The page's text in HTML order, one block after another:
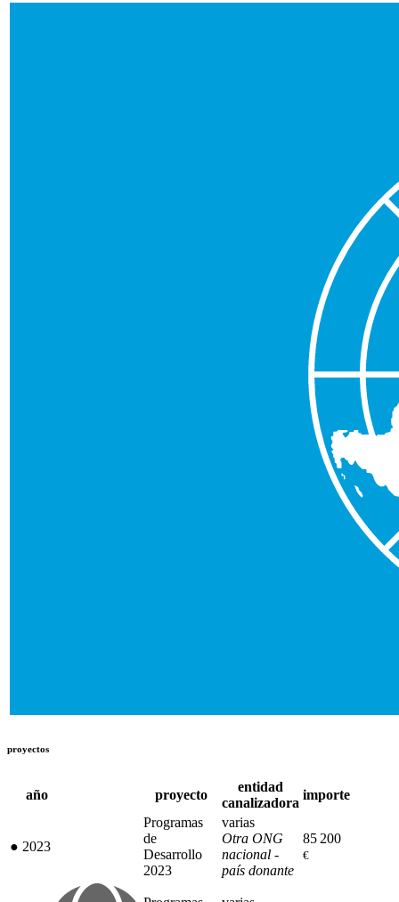
proyectos
año proyecto
entidad
canalizadora
importe
● 2023
Programas
de
Desarrollo
2023
varias
Otra ONG
nacional -
país donante
85 200
€